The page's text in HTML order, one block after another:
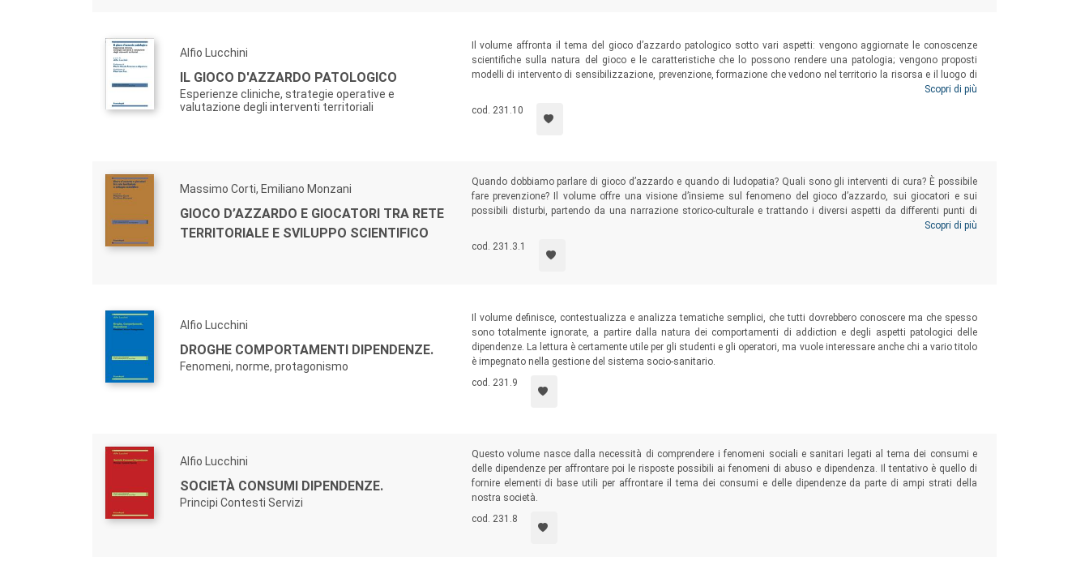
Alfio Lucchini
IL GIOCO D'AZZARDO PATOLOGICO
Esperienze cliniche, strategie operative e
valutazione degli interventi territoriali
Il volume affronta il tema del gioco d’azzardo patologico sotto vari aspetti: vengono aggiornate le conoscenze
scientifiche sulla natura del gioco e le caratteristiche che lo possono rendere una patologia; vengono proposti
modelli di intervento di sensibilizzazione, prevenzione, formazione che vedono nel territorio la risorsa e il luogo di
azione; vengono descritte esperienze e riflessioni di presa in carico e cura delle persone malate di GAP curate da
noti professionisti italiani e stranieri.
Scopri di più
cod. 231.10
Massimo Corti, Emiliano Monzani
GIOCO D’AZZARDO E GIOCATORI TRA RETE
TERRITORIALE E SVILUPPO SCIENTIFICO
Quando dobbiamo parlare di gioco d’azzardo e quando di ludopatia? Quali sono gli interventi di cura? È possibile
fare prevenzione? Il volume offre una visione d’insieme sul fenomeno del gioco d’azzardo, sui giocatori e sui
possibili disturbi, partendo da una narrazione storico-culturale e trattando i diversi aspetti da differenti punti di
osservazione. Il libro vuole essere un utile strumento non solo per i professionisti del settore ma anche per quanti,
interagendo nella più ampia rete territoriale, siano interessati al fenomeno in ambito preventivo, di ascolto o di
Scopri di più
cod. 231.3.1
Alfio Lucchini
DROGHE COMPORTAMENTI DIPENDENZE.
Fenomeni, norme, protagonismo
Il volume definisce, contestualizza e analizza tematiche semplici, che tutti dovrebbero conoscere ma che spesso
sono totalmente ignorate, a partire dalla natura dei comportamenti di addiction e degli aspetti patologici delle
dipendenze. La lettura è certamente utile per gli studenti e gli operatori, ma vuole interessare anche chi a vario titolo
è impegnato nella gestione del sistema socio-sanitario.
cod. 231.9
Alfio Lucchini
SOCIETÀ CONSUMI DIPENDENZE.
Principi Contesti Servizi
Questo volume nasce dalla necessità di comprendere i fenomeni sociali e sanitari legati al tema dei consumi e
delle dipendenze per affrontare poi le risposte possibili ai fenomeni di abuso e dipendenza. Il tentativo è quello di
fornire elementi di base utili per affrontare il tema dei consumi e delle dipendenze da parte di ampi strati della
nostra società.
cod. 231.8